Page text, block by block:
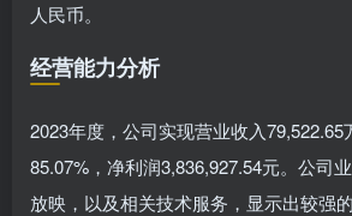
人民币。
经营能力分析
2023年度，公司实现营业收入79,522.65
85.07%，净利润3,836,927.54元。公司
放映，以及相关技术服务，显示出较强